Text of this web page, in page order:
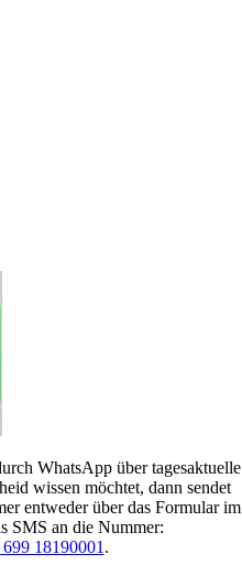
WhatsApp über tagesaktuelle
wissen möchtet, dann sendet
entweder über das Formular im
SMS an die Nummer:
18190001 .